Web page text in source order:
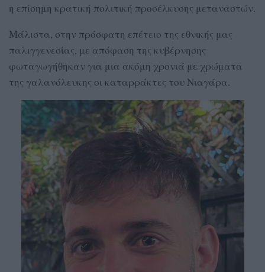
η επίσημη κρατική πολιτική προσέλκυσης μεταναστών.
Μάλιστα, στην πρόσφατη επέτειο της εθνικής μας
παλιγγενεσίας, με απόφαση της κυβέρνησης
φωταγωγήθηκαν για μια ακόμη χρονιά με χρώματα
της γαλανόλευκης οι καταρράκτες του Νιαγάρα.